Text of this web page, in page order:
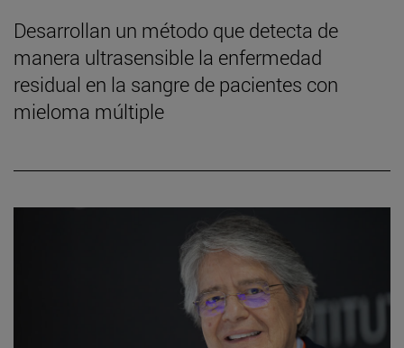
Desarrollan un método que detecta de
manera ultrasensible la enfermedad
residual en la sangre de pacientes con
mieloma múltiple